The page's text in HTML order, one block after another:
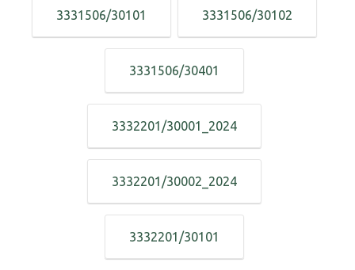
3331506/30101 3331506/30102
3331506/30401
3332201/30001_2024
3332201/30002_2024
3332201/30101